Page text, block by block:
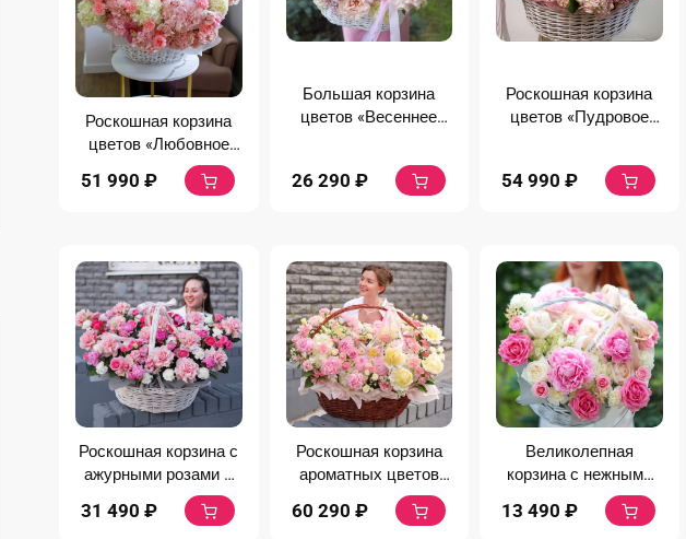
Роскошная корзина
цветов «Любовное
послание»
51 990 ₽
Большая корзина
цветов «Весеннее
26 290 ₽
Роскошная корзина
цветов «Пудровое
54 990 ₽
Роскошная корзина с
ажурными розами и
эустомой
31 490 ₽
Роскошная корзина
ароматных цветов
«Мягкое облако»
60 290 ₽
Великолепная
корзина с нежными
цветами
13 490 ₽